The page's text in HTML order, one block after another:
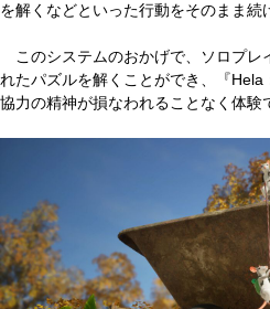
を解くなどといった行動をそのまま続
このシステムのおかげで、ソロプレ
れたパズルを解くことができ、『
協力の精神が損なわれることなく体験